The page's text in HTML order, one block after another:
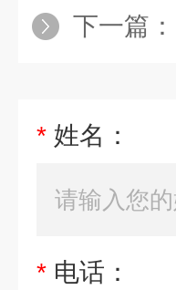
下一篇：
* 姓名：
* 电话：